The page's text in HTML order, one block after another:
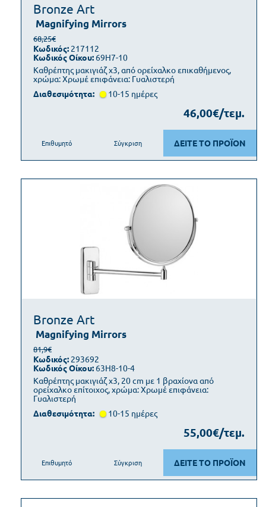
Bronze Art
Magnifying Mirrors
Καθρέπτης μακιγιάζ x3, από ορείχαλκο επικαθήμενος,
χρώμα: Χρωμέ επιφάνεια: Γυαλιστερή
68,25€
Κωδικός: 217112
Κωδικός Οίκου: 69H7-10
Διαθεσιμότητα: 10-15 ημέρες
46,00€/τεμ.
ΔΕΙΤΕ ΤΟ ΠΡΟΪΟΝ
Επιθυμητό Σύγκριση
Bronze Art
Magnifying Mirrors
Καθρέπτης μακιγιάζ x3, 20 cm με 1 βραχίονα από
ορείχαλκο επίτοιχος, χρώμα: Χρωμέ επιφάνεια:
Γυαλιστερή
81,9€
Κωδικός: 293692
Κωδικός Οίκου: 63H8-10-4
Διαθεσιμότητα: 10-15 ημέρες
55,00€/τεμ.
ΔΕΙΤΕ ΤΟ ΠΡΟΪΟΝ
Επιθυμητό Σύγκριση